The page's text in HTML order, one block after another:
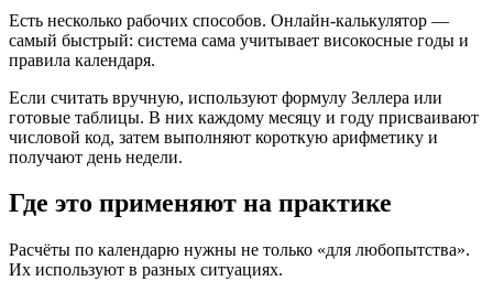
Есть несколько рабочих способов. Онлайн-калькулятор —
самый быстрый: система сама учитывает високосные годы и
правила календаря.
Если считать вручную, используют формулу Зеллера или
готовые таблицы. В них каждому месяцу и году присваивают
числовой код, затем выполняют короткую арифметику и
получают день недели.
Где это применяют на практике
Расчёты по календарю нужны не только «для любопытства».
Их используют в разных ситуациях.